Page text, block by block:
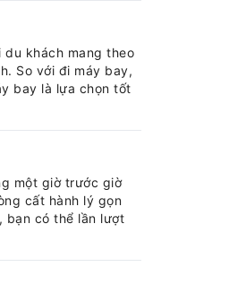
khách mang theo
So với đi máy bay,
bay là lựa chọn tốt
một giờ trước giờ
cất hành lý gọn
bạn có thể lần lượt